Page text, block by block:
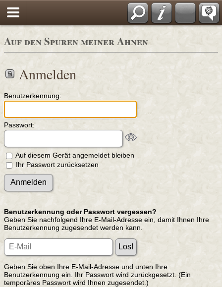
Auf den Spuren meiner Ahnen
Anmelden
Benutzerkennung:
Passwort:
Auf diesem Gerät angemeldet bleiben
Ihr Passwort zurücksetzen
Benutzerkennung oder Passwort vergessen?
Geben Sie nachfolgend Ihre E-Mail-Adresse ein, damit Ihnen Ihre
Benutzerkennung zugesendet werden kann.
Geben Sie oben Ihre E-Mail-Adresse und unten Ihre
Benutzerkennung ein. Ihr Passwort wird zurückgesetzt. (Ein
temporäres Passwort wird Ihnen zugesendet.)